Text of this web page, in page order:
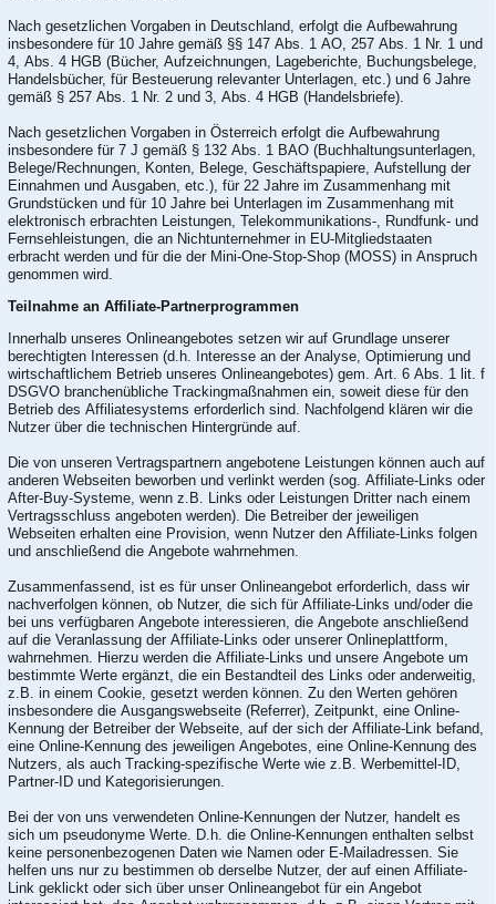
Nach gesetzlichen Vorgaben in Deutschland, erfolgt die Aufbewahrung
insbesondere für 10 Jahre gemäß §§ 147 Abs. 1 AO, 257 Abs. 1 Nr. 1 und
4, Abs. 4 HGB (Bücher, Aufzeichnungen, Lageberichte, Buchungsbelege,
Handelsbücher, für Besteuerung relevanter Unterlagen, etc.) und 6 Jahre
gemäß § 257 Abs. 1 Nr. 2 und 3, Abs. 4 HGB (Handelsbriefe).
Nach gesetzlichen Vorgaben in Österreich erfolgt die Aufbewahrung
insbesondere für 7 J gemäß § 132 Abs. 1 BAO (Buchhaltungsunterlagen,
Belege/Rechnungen, Konten, Belege, Geschäftspapiere, Aufstellung der
Einnahmen und Ausgaben, etc.), für 22 Jahre im Zusammenhang mit
Grundstücken und für 10 Jahre bei Unterlagen im Zusammenhang mit
elektronisch erbrachten Leistungen, Telekommunikations-, Rundfunk- und
Fernsehleistungen, die an Nichtunternehmer in EU-Mitgliedstaaten
erbracht werden und für die der Mini-One-Stop-Shop (MOSS) in Anspruch
genommen wird.
Teilnahme an Affiliate-Partnerprogrammen
Innerhalb unseres Onlineangebotes setzen wir auf Grundlage unserer
berechtigten Interessen (d.h. Interesse an der Analyse, Optimierung und
wirtschaftlichem Betrieb unseres Onlineangebotes) gem. Art. 6 Abs. 1 lit. f
DSGVO branchenübliche Trackingmaßnahmen ein, soweit diese für den
Betrieb des Affiliatesystems erforderlich sind. Nachfolgend klären wir die
Nutzer über die technischen Hintergründe auf.
Die von unseren Vertragspartnern angebotene Leistungen können auch auf
anderen Webseiten beworben und verlinkt werden (sog. Affiliate-Links oder
After-Buy-Systeme, wenn z.B. Links oder Leistungen Dritter nach einem
Vertragsschluss angeboten werden). Die Betreiber der jeweiligen
Webseiten erhalten eine Provision, wenn Nutzer den Affiliate-Links folgen
und anschließend die Angebote wahrnehmen.
Zusammenfassend, ist es für unser Onlineangebot erforderlich, dass wir
nachverfolgen können, ob Nutzer, die sich für Affiliate-Links und/oder die
bei uns verfügbaren Angebote interessieren, die Angebote anschließend
auf die Veranlassung der Affiliate-Links oder unserer Onlineplattform,
wahrnehmen. Hierzu werden die Affiliate-Links und unsere Angebote um
bestimmte Werte ergänzt, die ein Bestandteil des Links oder anderweitig,
z.B. in einem Cookie, gesetzt werden können. Zu den Werten gehören
insbesondere die Ausgangswebseite (Referrer), Zeitpunkt, eine Online-
Kennung der Betreiber der Webseite, auf der sich der Affiliate-Link befand,
eine Online-Kennung des jeweiligen Angebotes, eine Online-Kennung des
Nutzers, als auch Tracking-spezifische Werte wie z.B. Werbemittel-ID,
Partner-ID und Kategorisierungen.
Bei der von uns verwendeten Online-Kennungen der Nutzer, handelt es
sich um pseudonyme Werte. D.h. die Online-Kennungen enthalten selbst
keine personenbezogenen Daten wie Namen oder E-Mailadressen. Sie
helfen uns nur zu bestimmen ob derselbe Nutzer, der auf einen Affiliate-
Link geklickt oder sich über unser Onlineangebot für ein Angebot